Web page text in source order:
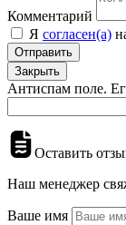
Комментарий
Я согласен(а)
Отправить
Закрыть
Антиспам поле.
Оставить
Наш менеджер
Ваше имя